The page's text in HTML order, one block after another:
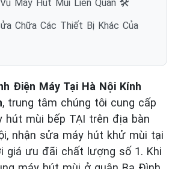
Máy Hút Mùi Liên Quan 🛠️
Chữa Các Thiết Bị Khác Của
Điện Máy Tại Hà Nội Kính
, trung tâm chúng tôi cung cấp
hút mùi bếp TẠI trên địa bàn
nhận sửa máy hút khử mùi tại
giá ưu đãi chất lượng số 1. Khi